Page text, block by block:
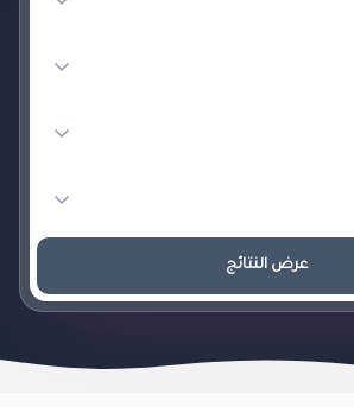
عرض النتائج